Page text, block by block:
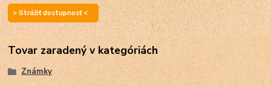
> Strážiť dostupnosť <
Tovar zaradený v kategóriách
Známky